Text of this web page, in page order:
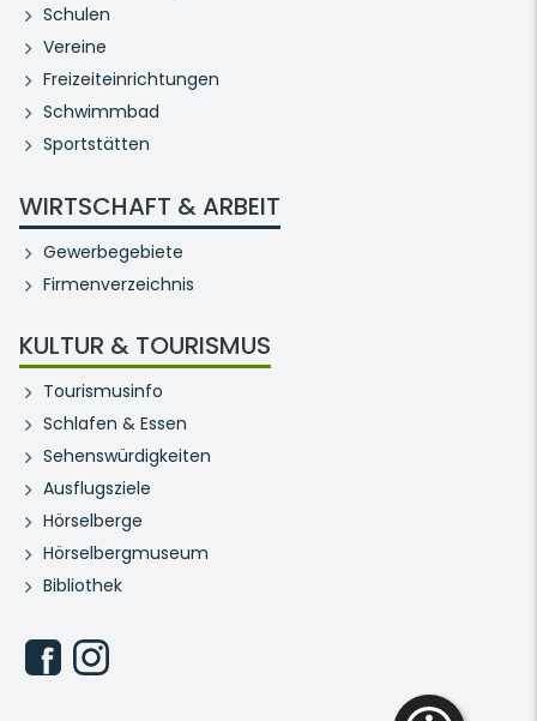
Schulen
Vereine
Freizeiteinrichtungen
Schwimmbad
Sportstätten
WIRTSCHAFT & ARBEIT
Gewerbegebiete
Firmenverzeichnis
KULTUR & TOURISMUS
Tourismusinfo
Schlafen & Essen
Sehenswürdigkeiten
Ausflugsziele
Hörselberge
Hörselbergmuseum
Bibliothek